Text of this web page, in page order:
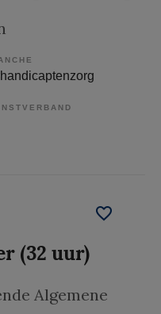
(32 uur)
Algemene